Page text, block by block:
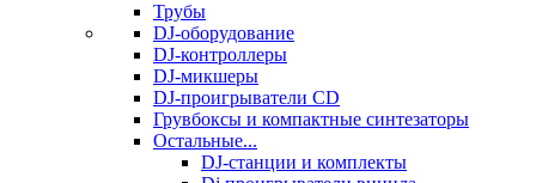
Трубы
DJ-оборудование
DJ-контроллеры
DJ-микшеры
DJ-проигрыватели CD
Грувбоксы и компактные синтезаторы
Остальные...
DJ-станции и комплекты